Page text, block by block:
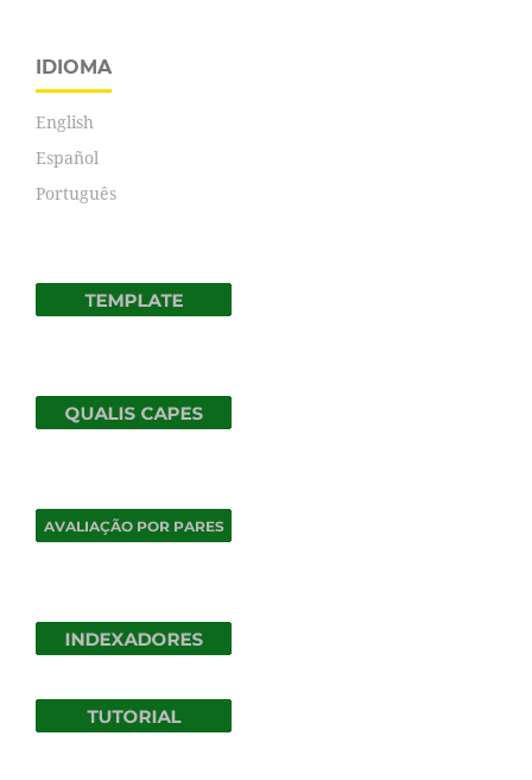
IDIOMA
English
Español
Português